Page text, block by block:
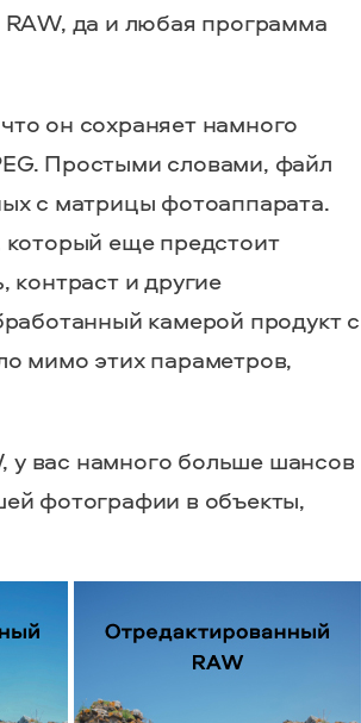
да и любая программа
он сохраняет намного
Простыми словами, файл
с матрицы фотоаппарата.
еще предстоит
контраст и другие
камерой продукт с
мимо этих параметров,
у вас намного больше шансов
фотографии в объекты,